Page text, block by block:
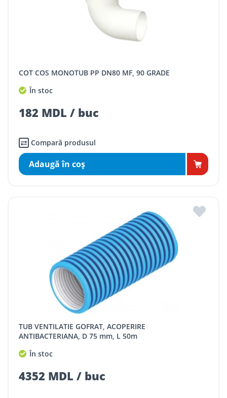
COT COS MONOTUB PP DN80 MF, 90 GRADE
În stoc
182 MDL / buc
Compară produsul
Adaugă în coş
TUB VENTILATIE GOFRAT, ACOPERIRE
ANTIBACTERIANA, D 75 mm, L 50m
În stoc
4352 MDL / buc